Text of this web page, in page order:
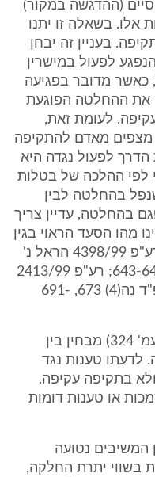
(ההדגשה במקור)
אלו. בשאלה זו יתנו
בעניין זה יבחן
לפעול במישרין
כאשר מדובר בפגיעה
את ההחלטה הפוגעת
לעומת זאת,
מצפים מאדם להתקיפה
לפעול נגדה היא
לפי ההלכה של בטלות
בהחלטה לבין
בהחלטה, עדיין צריך
מהו הסעד הראוי בגין
הפגם (ראו דברי השופט זמיר ברע"פ 4398/99 הראל נ'
מדינת ישראל, פ"ד נד(3) 637, 643-649; רע"פ 2413/99
גיספן נ' התובע הצבאי הראשי, פ"ד נה(4) 673, 691-
גם השופט חשין בפרשת קיסר (עמ' 324) מבחין בין
לדעתו טענות נגד
בתקיפה עקיפה.
או טענות דומות
המשיבים נטועה
בשווי יתרת החלקה,